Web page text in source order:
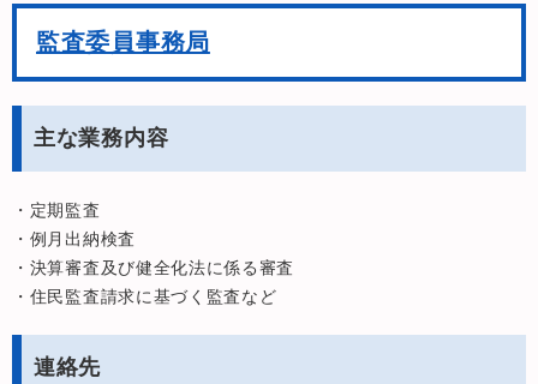
監査委員事務局
主な業務内容
・定期監査
・例月出納検査
・決算審査及び健全化法に係る審査
・住民監査請求に基づく監査など
連絡先